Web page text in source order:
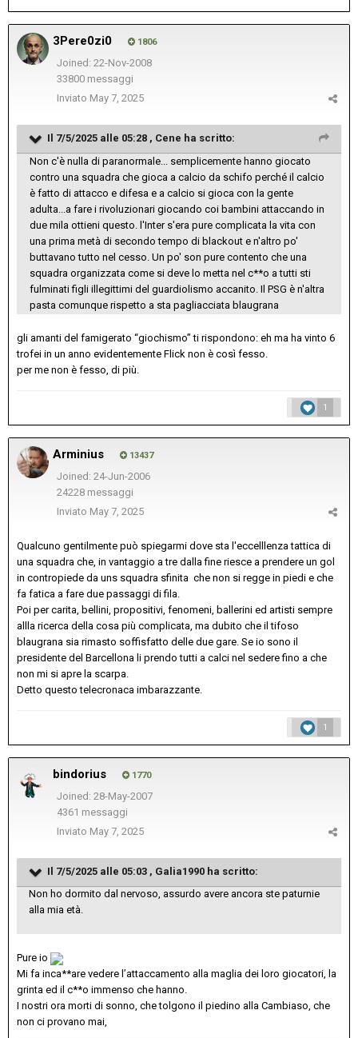
3Pere0zi0 1806
Joined: 22-Nov-2008
33800 messaggi
Inviato May 7, 2025
Il 7/5/2025 alle 05:28 , Cene ha scritto:
Non c'è nulla di paranormale... semplicemente hanno giocato
contro una squadra che gioca a calcio da schifo perché il calcio
è fatto di attacco e difesa e a calcio si gioca con la gente
adulta...a fare i rivoluzionari giocando coi bambini attaccando in
due mila ottieni questo. l'Inter s'era pure complicata la vita con
una prima metà di secondo tempo di blackout e n'altro po'
buttavano tutto nel cesso. Un po' son pure contento che una
squadra organizzata come si deve lo metta nel c**o a tutti sti
fulminati figli illegittimi del guardiolismo accanito. Il PSG è n'altra
pasta comunque rispetto a sta pagliacciata blaugrana
gli amanti del famigerato “giochismo” ti rispondono: eh ma ha vinto 6
trofei in un anno evidentemente Flick non è così fesso.
per me non è fesso, di più.
1
Arminius 13437
Joined: 24-Jun-2006
24228 messaggi
Inviato May 7, 2025
Qualcuno gentilmente può spiegarmi dove sta l'eccelllenza tattica di
una squadra che, in vantaggio a tre dalla fine riesce a prendere un gol
in contropiede da uns squadra sfinita che non si regge in piedi e che
fa fatica a fare due passaggi di fila.
Poi per carita, bellini, propositivi, fenomeni, ballerini ed artisti sempre
allla ricerca della cosa più complicata, ma dubito che il tifoso
blaugrana sia rimasto soffisfatto delle due gare. Se io sono il
presidente del Barcellona li prendo tutti a calci nel sedere fino a che
non mi si apre la scarpa.
Detto questo telecronaca imbarazzante.
1
bindorius 1770
Joined: 28-May-2007
4361 messaggi
Inviato May 7, 2025
Il 7/5/2025 alle 05:03 , Galia1990 ha scritto:
Non ho dormito dal nervoso, assurdo avere ancora ste paturnie
alla mia età.
Pure io
Mi fa inca**are vedere l’attaccamento alla maglia dei loro giocatori, la
grinta ed il c**o immenso che hanno.
I nostri ora morti di sonno, che tolgono il piedino alla Cambiaso, che
non ci provano mai,